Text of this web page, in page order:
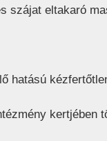
szájat eltakaró
hatású
kertjében